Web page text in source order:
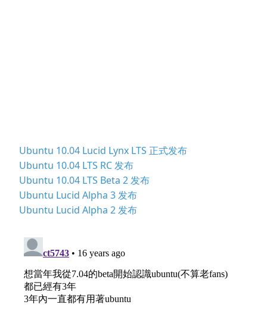
Ubuntu 10.04 Lucid Lynx LTS 正式发布
Ubuntu 10.04 LTS RC 发布
Ubuntu 10.04 LTS Beta 2 发布
Ubuntu Lucid Alpha 3 发布
Ubuntu Lucid Alpha 2 发布